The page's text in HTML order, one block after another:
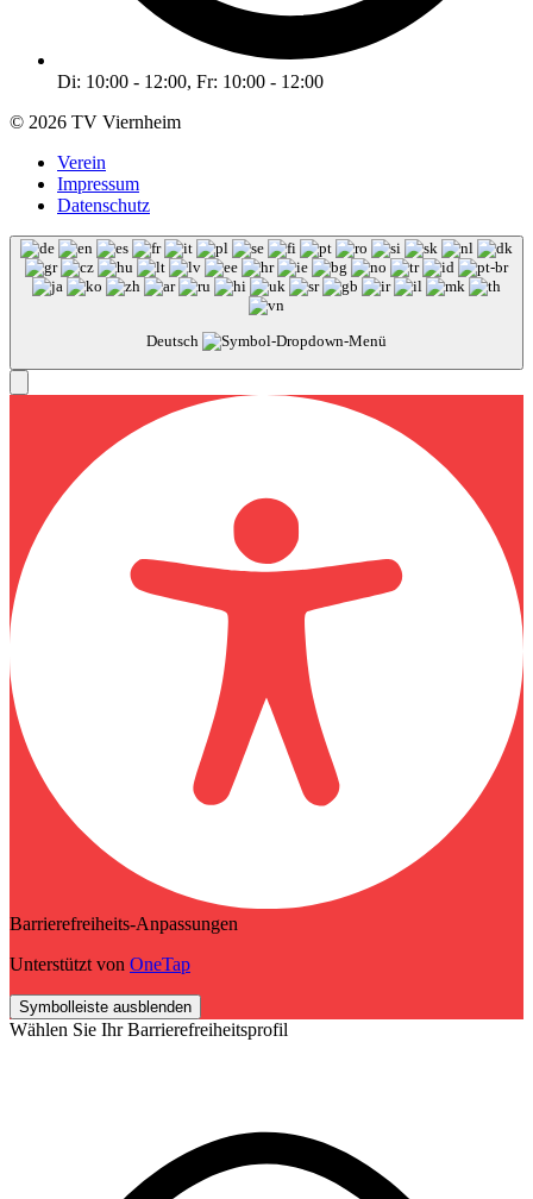
Di: 10:00 - 12:00, Fr: 10:00 - 12:00
© 2026 TV Viernheim
Verein
Impressum
Datenschutz
Deutsch
Barrierefreiheits-Anpassungen
Unterstützt von OneTap
Symbolleiste ausblenden
Wählen Sie Ihr Barrierefreiheitsprofil